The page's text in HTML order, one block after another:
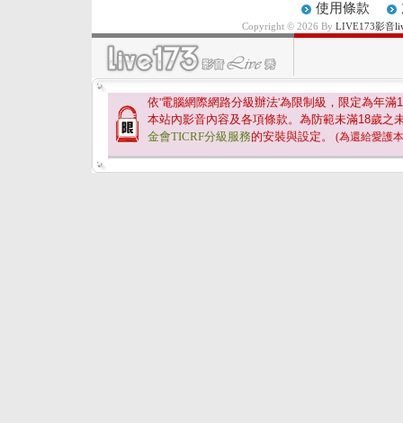
使用條款
Copyright © 2026 By LIVE173影音
依'電腦網際網路分級辦法'為限制級，限定為年滿
本站內影音內容及各項條款。為防範未滿18歲之
金會TICRF分級服務的安裝與設定。 (為還給愛護